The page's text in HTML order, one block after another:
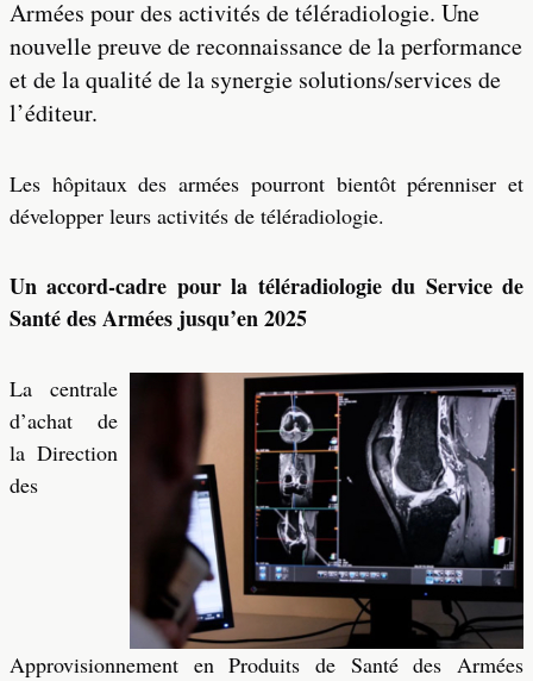
Armées pour des activités de téléradiologie. Une
nouvelle preuve de reconnaissance de la performance
et de la qualité de la synergie solutions/services de
l’éditeur.
Les hôpitaux des armées pourront bientôt pérenniser et
développer leurs activités de téléradiologie.
Un accord-cadre pour la téléradiologie du Service de
Santé des Armées jusqu’en 2025
La centrale
d’achat de
la Direction
des
Approvisionnement en Produits de Santé des Armées